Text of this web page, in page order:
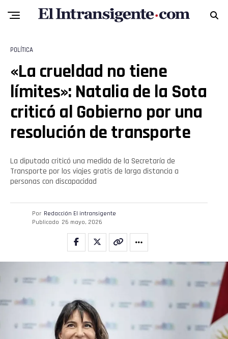
POLÍTICA
«La crueldad no tiene
límites»: Natalia de la Sota
criticó al Gobierno por una
resolución de transporte
La diputada criticó una medida de la Secretaría de
Transporte por los viajes gratis de larga distancia a
personas con discapacidad
Por Redacción El intransigente
Publicado 26 mayo, 2026